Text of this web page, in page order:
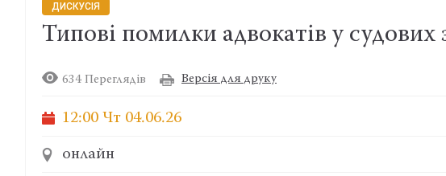
ДИСКУСІЯ
Типові помилки адвокатів у судових
634 Переглядів Версія для друку
12:00 Чт 04.06.26
онлайн